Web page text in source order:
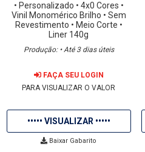
• Personalizado • 4x0 Cores •
Vinil Monomérico Brilho • Sem
Revestimento • Meio Corte •
Liner 140g
Produção: • Até 3 dias úteis
FAÇA SEU LOGIN
PARA VISUALIZAR O VALOR
••••• VISUALIZAR •••••
Baixar Gabarito